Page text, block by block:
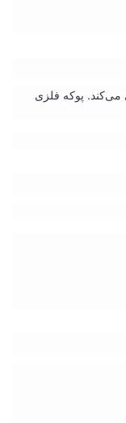
می‌کند. پوکه فلزی